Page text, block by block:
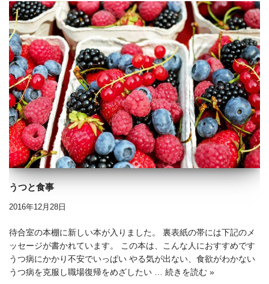
うつと食事
2016年12月28日
待合室の本棚に新しい本が入りました。 裏表紙の帯には下記のメ
ッセージが書かれています。 この本は、こんな人におすすめです
うつ病にかかり不安でいっぱい やる気が出ない、食欲がわかない
うつ病を克服し職場復帰をめざしたい … 続きを読む »